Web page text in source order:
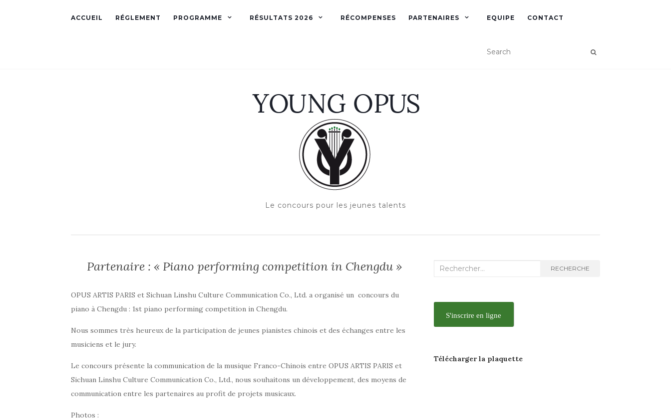
ACCUEIL RÉGLEMENT PROGRAMME RÉSULTATS 2026 RÉCOMPENSES PARTENAIRES EQUIPE CONTACT
Le concours pour les jeunes talents
Partenaire : « Piano performing competition in Chengdu »
OPUS ARTIS PARIS et Sichuan Linshu Culture Communication Co., Ltd. a organisé un concours du
piano à Chengdu : 1st piano performing competition in Chengdu.
Nous sommes très heureux de la participation de jeunes pianistes chinois et des échanges entre les
musiciens et le jury.
Le concours présente la communication de la musique Franco-Chinois entre OPUS ARTIS PARIS et
Sichuan Linshu Culture Communication Co., Ltd., nous souhaitons un développement, des moyens de
communication entre les partenaires au profit de projets musicaux.
Photos :
Recherche
RECHERCHE
S'inscrire en ligne
Télécharger la plaquette